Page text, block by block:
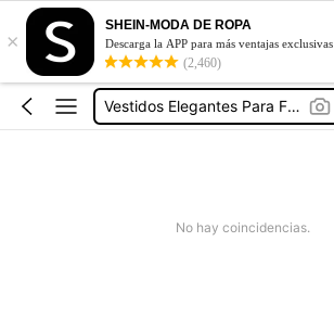
×
SHEIN-MODA DE ROPA
Descarga la APP para más ventajas exclusivas
(2,460)
Conjuntos Curvy Para Mujer
Vestidos Curvy
Blusas Curvy Mujer
Vestidos Elegantes Para Fiesta Curvy
No hay coincidencias.